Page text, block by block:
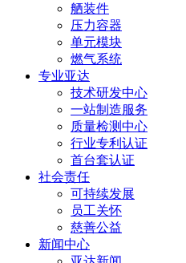
舾装件
压力容器
单元模块
燃气系统
专业亚达
技术研发中心
一站制造服务
质量检测中心
行业专利认证
首台套认证
社会责任
可持续发展
员工关怀
慈善公益
新闻中心